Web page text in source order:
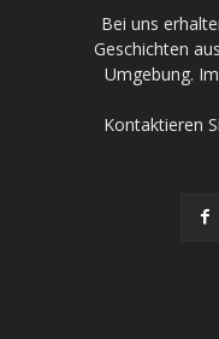
Bei uns
Geschichten
Umgebung.
Kontaktieren